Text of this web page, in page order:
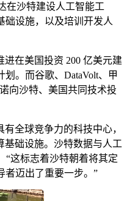
在沙特建设人工智能工
础设施，以及培训开发人
进在美国投资 200 亿美元建
。而谷歌、DataVolt、甲
向沙特、美国共同技术投
全球竞争力的科技中心，
基础设施。沙特数据与人工
“这标志着沙特朝着将其定
者迈出了重要一步。”